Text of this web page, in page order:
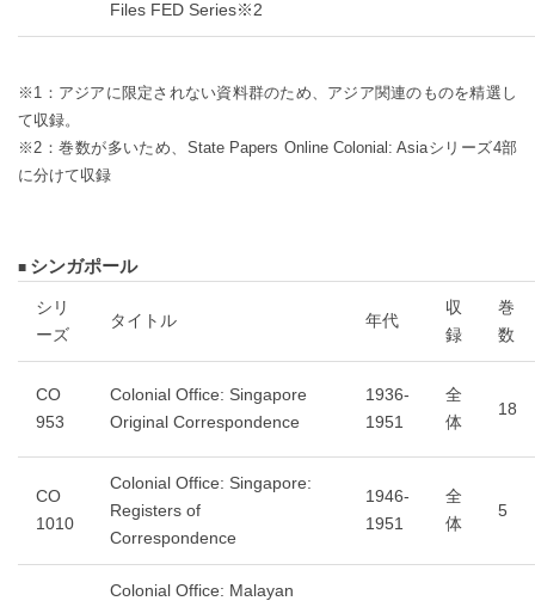
Files FED Series※2
※1：アジアに限定されない資料群のため、アジア関連のものを精選し
て収録。
※2：巻数が多いため、State Papers Online Colonial: Asiaシリーズ4部
に分けて収録
シンガポール
シリ
ーズ
タイトル 年代
収
録
巻
数
CO
953
Colonial Office: Singapore
Original Correspondence
1936-
1951
全
体
18
CO
1010
Colonial Office: Singapore:
Registers of
Correspondence
1946-
1951
全
体
5
Colonial Office: Malayan